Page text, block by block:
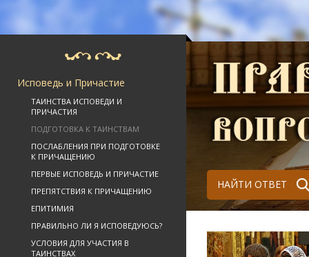
Исповедь и Причастие
ТАИНСТВА ИСПОВЕДИ И
ПРИЧАСТИЯ
ПОДГОТОВКА К ТАИНСТВАМ
ПОСЛАБЛЕНИЯ ПРИ ПОДГОТОВКЕ
К ПРИЧАЩЕНИЮ
ПЕРВЫЕ ИСПОВЕДЬ И ПРИЧАСТИЕ
ПРЕПЯТСТВИЯ К ПРИЧАЩЕНИЮ
ЕПИТИМИЯ
ПРАВИЛЬНО ЛИ Я ИСПОВЕДУЮСЬ?
УСЛОВИЯ ДЛЯ УЧАСТИЯ В
ТАИНСТВАХ
НАЙТИ ОТВЕТ